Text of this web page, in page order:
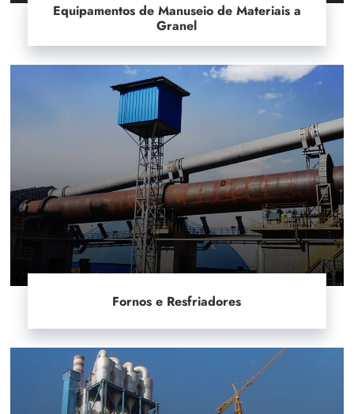
Equipamentos de Manuseio de Materiais a
Granel
Fornos e Resfriadores